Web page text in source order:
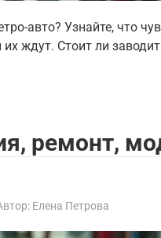
авто? Узнайте, что
ждут. Стоит ли
ремонт,
Елена Петрова